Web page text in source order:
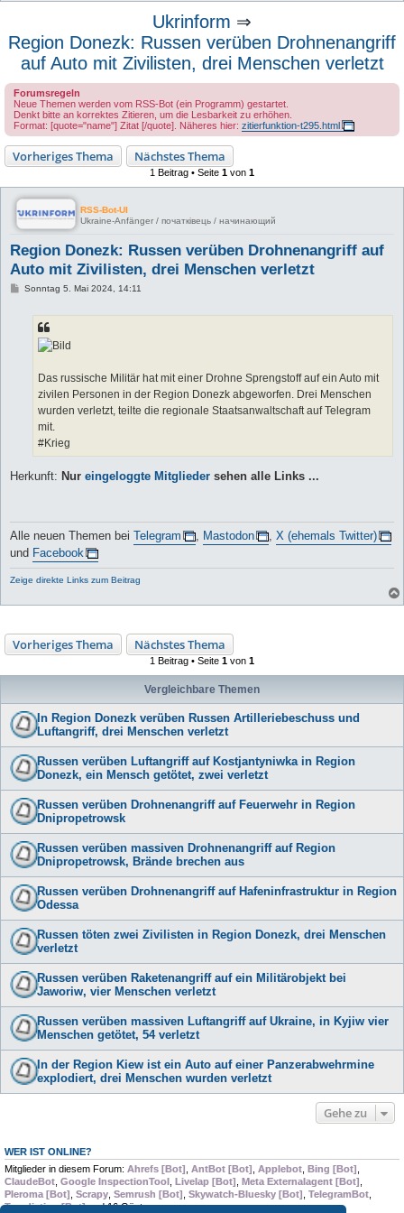
Ukrinform ⇒
Region Donezk: Russen verüben Drohnenangriff
auf Auto mit Zivilisten, drei Menschen verletzt
Forumsregeln
Neue Themen werden vom RSS-Bot (ein Programm) gestartet.
Denkt bitte an korrektes Zitieren, um die Lesbarkeit zu erhöhen.
Format: [quote="name"] Zitat [/quote]. Näheres hier: zitierfunktion-t295.html
Vorheriges Thema Nächstes Thema
1 Beitrag • Seite 1 von 1
RSS-Bot-UI
Ukraine-Anfänger / початківець / начинающий
Region Donezk: Russen verüben Drohnenangriff auf
Auto mit Zivilisten, drei Menschen verletzt
BSonntag 5. Mai 2024, 14:11
Das russische Militär hat mit einer Drohne Sprengstoff auf ein Auto mit
zivilen Personen in der Region Donezk abgeworfen. Drei Menschen
wurden verletzt, teilte die regionale Staatsanwaltschaft auf Telegram
mit.
#Krieg
Herkunft: Nur eingeloggte Mitglieder sehen alle Links ...
Alle neuen Themen bei Telegram Mastodon
X (ehemals Twitter)
und Facebook
Zeige direkte Links zum Beitrag
Vorheriges Thema Nächstes Thema
1 Beitrag • Seite 1 von 1
Vergleichbare Themen
In Region Donezk verüben Russen Artilleriebeschuss und
Luftangriff, drei Menschen verletzt
Russen verüben Luftangriff auf Kostjantyniwka in Region
Donezk, ein Mensch getötet, zwei verletzt
Russen verüben Drohnenangriff auf Feuerwehr in Region
Dnipropetrowsk
Russen verüben massiven Drohnenangriff auf Region
Dnipropetrowsk, Brände brechen aus
Russen verüben Drohnenangriff auf Hafeninfrastruktur in Region
Odessa
Russen töten zwei Zivilisten in Region Donezk, drei Menschen
verletzt
Russen verüben Raketenangriff auf ein Militärobjekt bei
Jaworiw, vier Menschen verletzt
Russen verüben massiven Luftangriff auf Ukraine, in Kyjiw vier
Menschen getötet, 54 verletzt
In der Region Kiew ist ein Auto auf einer Panzerabwehrmine
explodiert, drei Menschen wurden verletzt
Gehe zu
WER IST ONLINE?
Mitglieder in diesem Forum: Ahrefs [Bot] AntBot [Bot] Applebot Bing [Bot]
ClaudeBot Google InspectionTool Livelap [Bot] Meta Externalagent [Bot]
Pleroma [Bot] Scrapy Semrush [Bot] Skywatch-Bluesky [Bot] TelegramBot
Trendiction [Bot]und 16 Gäste